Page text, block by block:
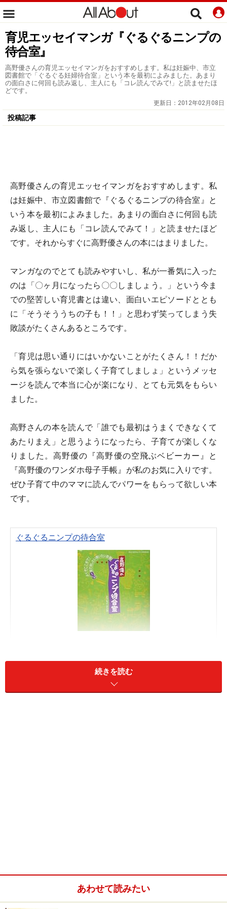
育児エッセイマンガ『ぐるぐるニンプの
待合室』
高野優さんの育児エッセイマンガをおすすめします。私は妊娠中、市立
図書館で「ぐるぐる妊婦待合室」という本を最初によみました。あまり
の面白さに何回も読み返し、主人にも「コレ読んでみて!」と読ませたほ
どです。
更新日： 2012年02月08日
投稿記事
高野優さんの育児エッセイマンガをおすすめします。私
は妊娠中、市立図書館で『ぐるぐるニンプの待合室』と
いう本を最初によみました。あまりの面白さに何回も読
み返し、主人にも「コレ読んでみて！」と読ませたほど
です。それからすぐに高野優さんの本にはまりました。
マンガなのでとても読みやすいし、私が一番気に入った
のは「〇ヶ月になったら〇〇しましょう。」という今ま
での堅苦しい育児書とは違い、面白いエピソードととも
に「そうそううちの子も！！」と思わず笑ってしまう失
敗談がたくさんあるところです。
「育児は思い通りにはいかないことがたくさん！！だか
ら気を張らないで楽しく子育てしましょ」というメッセ
ージを読んで本当に心が楽になり、とても元気をもらい
ました。
高野さんの本を読んで「誰でも最初はうまくできなくて
あたりまえ」と思うようになったら、子育てが楽しくな
りました。高野優の『高野優の空飛ぶベビーカー』と
『高野優のワンダホ母子手帳』が私のお気に入りです。
ぜひ子育て中のママに読んでパワーをもらって欲しい本
です。
ぐるぐるニンプの待合室
エッセイマンガ 高野優の空飛ぶベビーカー
続きを読む
あわせて読みたい